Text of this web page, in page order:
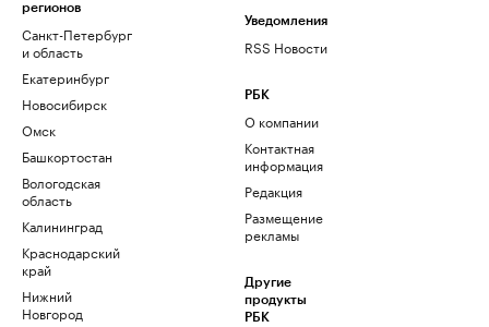
регионов
Санкт-Петербург
и область
Екатеринбург
Новосибирск
Омск
Башкортостан
Вологодская
область
Калининград
Краснодарский
край
Нижний
Новгород
Уведомления
RSS Новости
РБК
О компании
Контактная
информация
Редакция
Размещение
рекламы
Другие
продукты
РБК